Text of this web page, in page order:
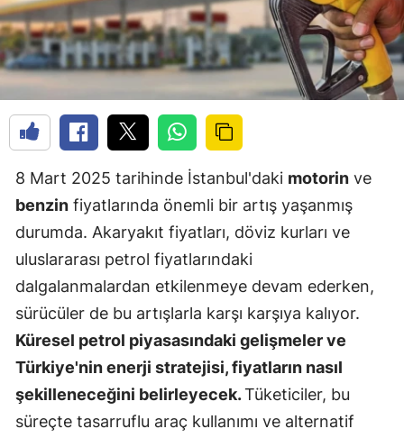
8 Mart 2025 tarihinde İstanbul'daki motorin ve
benzin fiyatlarında önemli bir artış yaşanmış
durumda. Akaryakıt fiyatları, döviz kurları ve
uluslararası petrol fiyatlarındaki
dalgalanmalardan etkilenmeye devam ederken,
sürücüler de bu artışlarla karşı karşıya kalıyor.
Küresel petrol piyasasındaki gelişmeler ve
Türkiye'nin enerji stratejisi, fiyatların nasıl
şekilleneceğini belirleyecek.Tüketiciler, bu
süreçte tasarruflu araç kullanımı ve alternatif